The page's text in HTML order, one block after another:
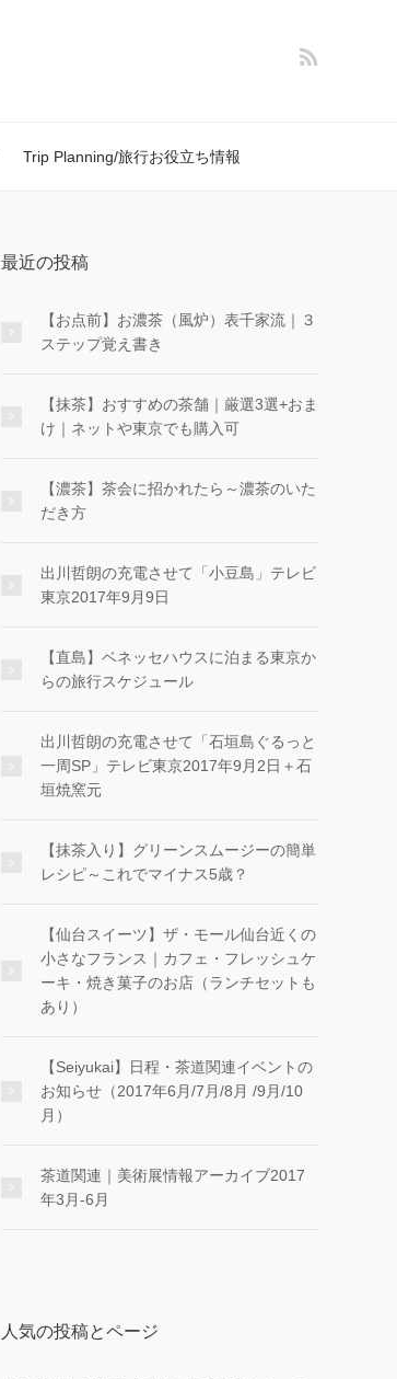
Trip Planning/旅行お役立ち情報
最近の投稿
【お点前】お濃茶（風炉）表千家流｜３
ステップ覚え書き
【抹茶】おすすめの茶舗｜厳選3選+おま
け｜ネットや東京でも購入可
【濃茶】茶会に招かれたら～濃茶のいた
だき方
出川哲朗の充電させて「小豆島」テレビ
東京2017年9月9日
【直島】ベネッセハウスに泊まる東京か
らの旅行スケジュール
出川哲朗の充電させて「石垣島ぐるっと
一周SP」テレビ東京2017年9月2日＋石
垣焼窯元
【抹茶入り】グリーンスムージーの簡単
レシピ～これでマイナス5歳？
【仙台スイーツ】ザ・モール仙台近くの
小さなフランス｜カフェ・フレッシュケ
ーキ・焼き菓子のお店（ランチセットも
あり）
【Seiyukai】日程・茶道関連イベントの
お知らせ（2017年6月/7月/8月 /9月/10
月）
茶道関連｜美術展情報アーカイブ2017
年3月-6月
人気の投稿とページ